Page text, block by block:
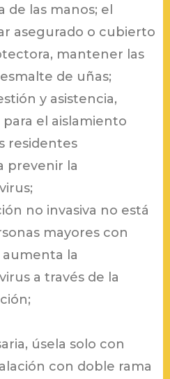
de las manos; el
asegurado o cubierto
mantener las
de uñas;
y asistencia,
el aislamiento
residentes
prevenir la
no invasiva no está
mayores con
aumenta la
a través de la
úsela solo con
con doble rama